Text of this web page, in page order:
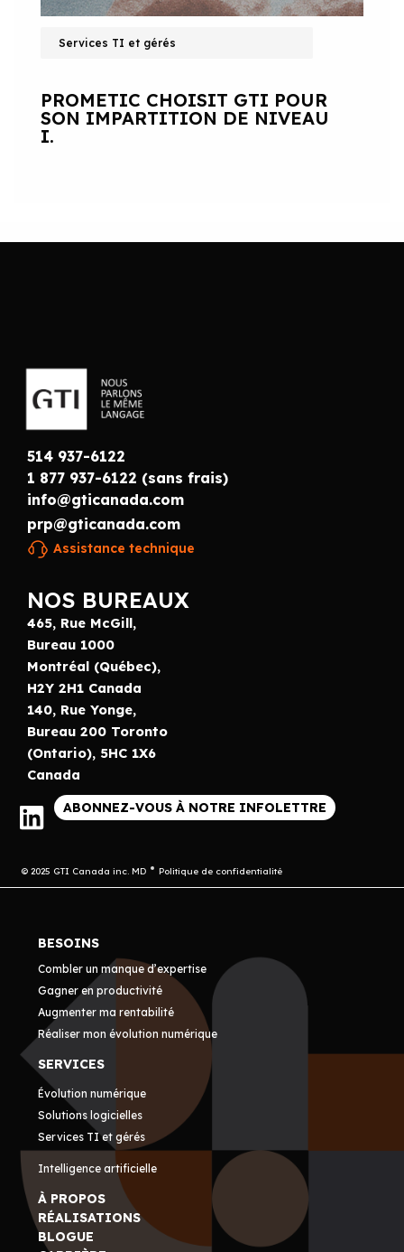
Services TI et gérés
PROMETIC CHOISIT GTI POUR
SON IMPARTITION DE NIVEAU
I.
514 937-6122
1 877 937-6122 (sans frais)
info@gticanada.com
prp@gticanada.com
Assistance technique
NOS BUREAUX
465, Rue McGill,
Bureau 1000
Montréal (Québec),
H2Y 2H1 Canada
140, Rue Yonge,
Bureau 200 Toronto
(Ontario), 5HC 1X6
Canada
ABONNEZ-VOUS À NOTRE INFOLETTRE
© 2025 GTI Canada inc. MD Politique de confidentialité
BESOINS
Combler un manque d’expertise
Gagner en productivité
Augmenter ma rentabilité
Réaliser mon évolution numérique
SERVICES
Évolution numérique
Solutions logicielles
Services TI et gérés
Intelligence artificielle
À PROPOS
RÉALISATIONS
BLOGUE